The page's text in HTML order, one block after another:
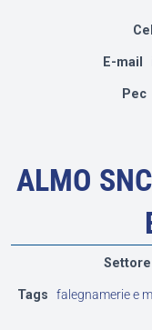
E-mail
Pec
ALMO
Settore
Tags falegnamerie e